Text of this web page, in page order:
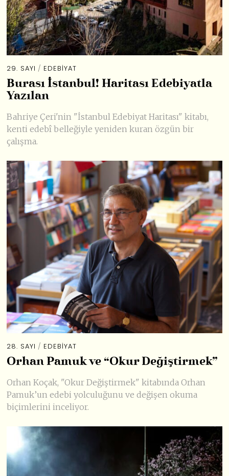
29. SAYI / EDEBIYAT
Burası İstanbul! Haritası Edebiyatla
Yazılan
Bahriye Çeri'nin "İstanbul Edebiyat Haritası" kitabı,
kenti edebî belleğiyle yeniden kuran özgün bir
çalışma.
28. SAYI / EDEBIYAT
Orhan Pamuk ve “Okur Değiştirmek”
Orhan Koçak, "Okur Değiştirmek" kitabında Orhan
Pamuk’un edebi yolculuğunu ve değişen okuma
biçimlerini inceliyor.